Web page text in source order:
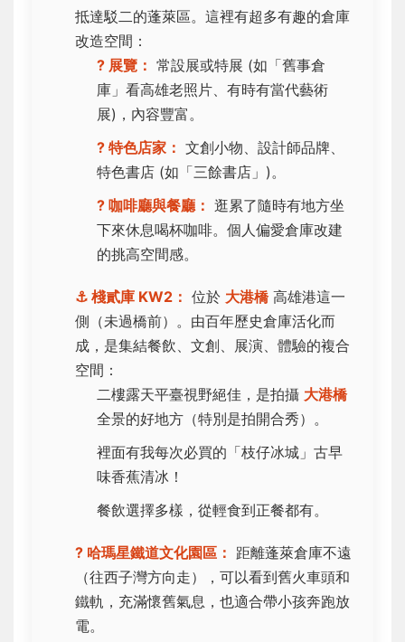
抵達駁二的蓬萊區。這裡有超多有趣的倉庫
改造空間：
? 展覽： 常設展或特展 (如「舊事倉
庫」看高雄老照片、有時有當代藝術
展)，內容豐富。
?️ 特色店家： 文創小物、設計師品牌、
特色書店 (如「三餘書店」)。
?️ 咖啡廳與餐廳： 逛累了隨時有地方坐
下來休息喝杯咖啡。個人偏愛倉庫改建
的挑高空間感。
⚓ 棧貳庫 KW2： 位於 大港橋高雄港這一
側（未過橋前）。由百年歷史倉庫活化而
成，是集結餐飲、文創、展演、體驗的複合
空間：
二樓露天平臺視野絕佳，是拍攝 大港橋
全景的好地方（特別是拍開合秀）。
裡面有我每次必買的「枝仔冰城」古早
味香蕉清冰！
餐飲選擇多樣，從輕食到正餐都有。
? 哈瑪星鐵道文化園區： 距離蓬萊倉庫不遠
（往西子灣方向走），可以看到舊火車頭和
鐵軌，充滿懷舊氣息，也適合帶小孩奔跑放
電。